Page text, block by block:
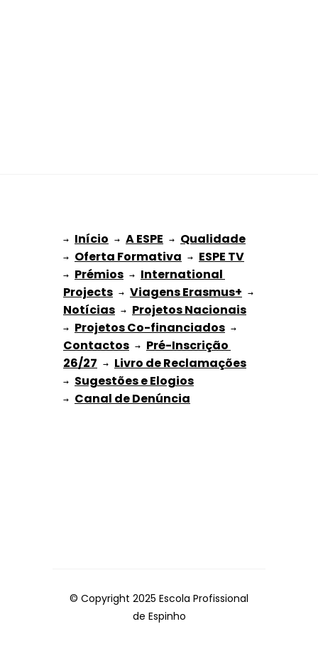
→ Início → A ESPE → Qualidade
→ Oferta Formativa → ESPE TV
→ Prémios → International
Projects → Viagens Erasmus+
Notícias → Projetos Nacionais
→ Projetos Co-financiados
Contactos → Pré-Inscrição
26/27 → Livro de Reclamações
→ Sugestões e Elogios
→
© Copyright 2025 Escola Profissional
de Espinho